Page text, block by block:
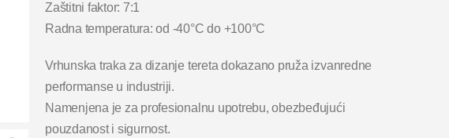
Zaštitni faktor: 7:1
Radna temperatura: od -40°C do +100°C
Vrhunska traka za dizanje tereta dokazano pruža izvanredne
performanse u industriji.
Namenjena je za profesionalnu upotrebu, obezbeđujući
pouzdanost i sigurnost.